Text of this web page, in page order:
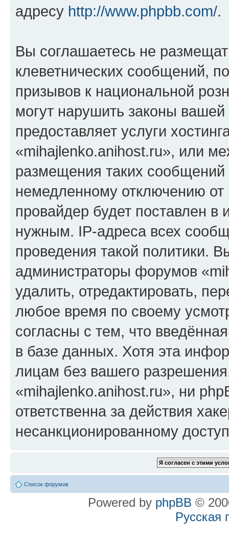
адресу http://www.phpbb.com/.
Вы соглашаетесь не
клеветнических сообщений,
призывов к национальной
могут нарушить законы
предоставляет услуги
«mihajlenko.anihost.ru», или
размещения таких
немедленному отключению
провайдер будет поставлен в
нужным. IP-адреса всех
проведения такой политики.
администраторы форумов
удалить, отредактировать,
любое время по своему
согласны с тем, что
в базе данных. Хотя эта
лицам без вашего
«mihajlenko.anihost.ru», ни
ответственна за действия
несанкционированному
Список форумов
Powered by phpBB ©
Русская